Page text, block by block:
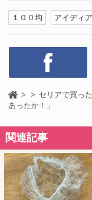
１００均 アイディア
セリアで買っ
あったか！」
関連記事